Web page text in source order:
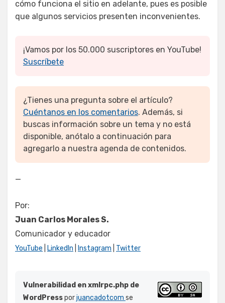
cómo funciona el sitio en adelante, pues es posible
que algunos servicios presenten inconvenientes.
¡Vamos por los 50.000 suscriptores en YouTube!
Suscríbete
¿Tienes una pregunta sobre el artículo?
Cuéntanos en los comentarios. Además, si
buscas información sobre un tema y no está
disponible, anótalo a continuación para
agregarlo a nuestra agenda de contenidos.
—
Por:
Juan Carlos Morales S.
Comunicador y educador
YouTube LinkedIn Instagram Twitter
Vulnerabilidad en xmlrpc.php de
WordPressporjuancadotcom se